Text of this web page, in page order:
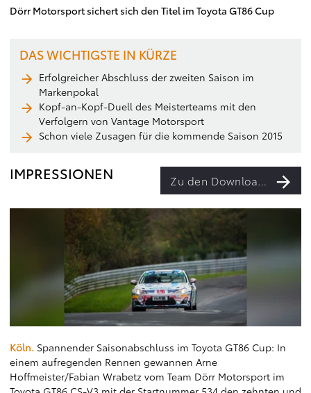
Dörr Motorsport sichert sich den Titel im Toyota GT86 Cup
DAS WICHTIGSTE IN KÜRZE
Erfolgreicher Abschluss der zweiten Saison im
Markenpokal
Kopf-an-Kopf-Duell des Meisterteams mit den
Verfolgern von Vantage Motorsport
Schon viele Zusagen für die kommende Saison 2015
IMPRESSIONEN Zu den Downloads
Köln. Spannender Saisonabschluss im Toyota GT86 Cup: In
einem aufregenden Rennen gewannen Arne
Hoffmeister/Fabian Wrabetz vom Team Dörr Motorsport im